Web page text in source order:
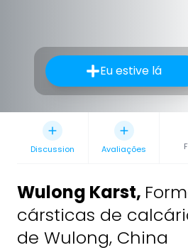
Eu estive lá
Discussion Avaliações
Wulong Karst,
cársticas de
de Wulong, China